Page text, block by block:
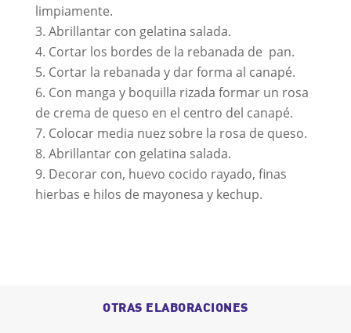
limpiamente.
Abrillantar con gelatina salada.
Cortar los bordes de la rebanada de pan.
Cortar la rebanada y dar forma al canapé.
Con manga y boquilla rizada formar un rosa
de crema de queso en el centro del canapé.
Colocar media nuez sobre la rosa de queso.
Abrillantar con gelatina salada.
Decorar con, huevo cocido rayado, finas
hierbas e hilos de mayonesa y kechup.
OTRAS ELABORACIONES